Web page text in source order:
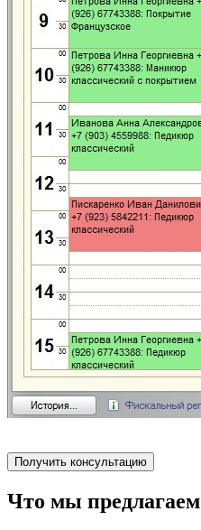
Получить консультацию
Что мы предлагаем